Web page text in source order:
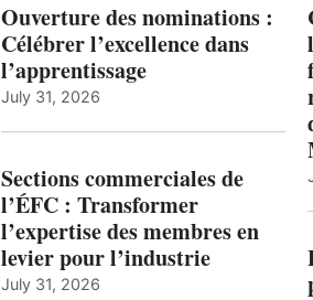
Ouverture des nominations :
Célébrer l’excellence dans
l’apprentissage
July 31, 2026
Sections commerciales de
l’ÉFC : Transformer
l’expertise des membres en
levier pour l’industrie
July 31, 2026